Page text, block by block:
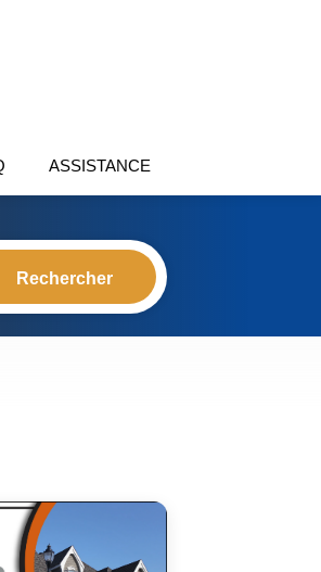
ASSISTANCE